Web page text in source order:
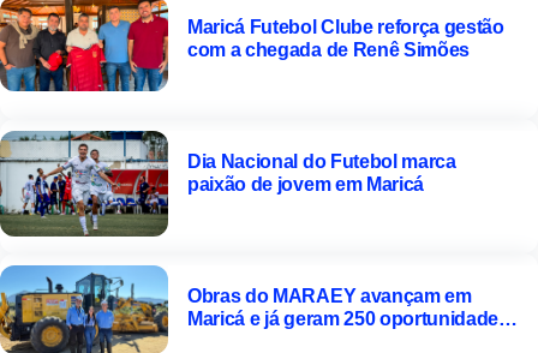
Maricá Futebol Clube reforça gestão
com a chegada de Renê Simões
Dia Nacional do Futebol marca
paixão de jovem em Maricá
Obras do MARAEY avançam em
Maricá e já geram 250 oportunidades